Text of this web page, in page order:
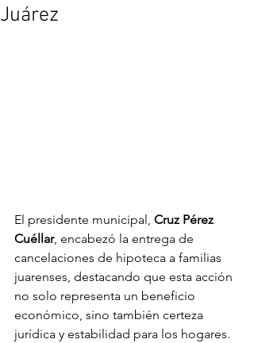
Juárez
El presidente municipal, Cruz Pérez
Cuéllar, encabezó la entrega de
cancelaciones de hipoteca a familias
juarenses, destacando que esta acción
no solo representa un beneficio
económico, sino también certeza
jurídica y estabilidad para los hogares.